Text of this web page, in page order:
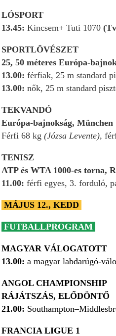
LÓSPORT
13.45: Kincsem+ Tuti 1070
SPORTLÖVÉSZET
25, 50 méteres Európa-
13.00: férfiak, 25 m standard
13.00: nők, 25 m standard
TEKVANDÓ
Európa-bajnokság, München
Férfi 68 kg (Józsa Levente),
TENISZ
ATP és WTA 1000-es torna,
11.00: férfi egyes, 3. forduló,
MÁJUS 12., KEDD
FUTBALLPROGRAM
MAGYAR VÁLOGATOTT
13.00: a magyar labdarúgó-
ANGOL CHAMPIONSHIP
RÁJÁTSZÁS, ELŐDÖNTŐ
21.00:
FRANCIA LIGUE 1